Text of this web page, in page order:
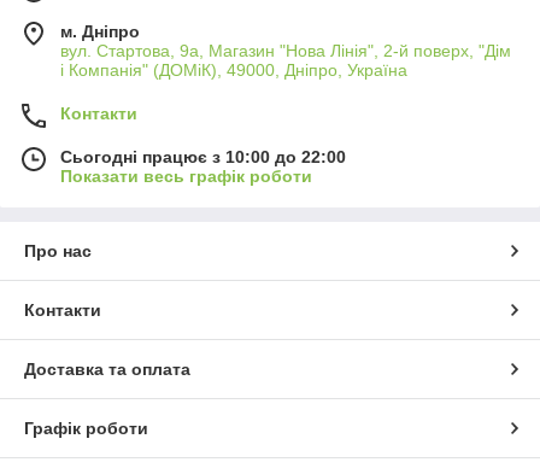
м. Дніпро
вул. Стартова, 9а, Магазин "Нова Лінія", 2-й поверх, "Дім
і Компанія" (ДОМіК), 49000, Дніпро, Україна
Контакти
Сьогодні працює з 10:00 до 22:00
Показати весь графік роботи
Про нас
Контакти
Доставка та оплата
Графік роботи